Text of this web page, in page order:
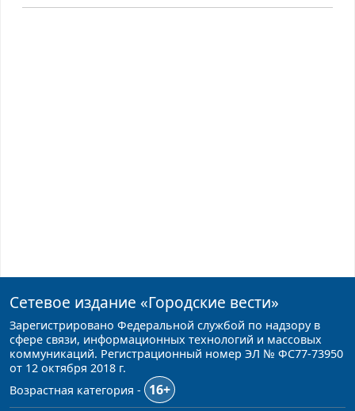
Сетевое издание «Городские вести»
Зарегистрировано Федеральной службой по надзору в
сфере связи, информационных технологий и массовых
коммуникаций. Регистрационный номер ЭЛ № ФС77-73950
от 12 октября 2018 г.
Возрастная категория -
16+